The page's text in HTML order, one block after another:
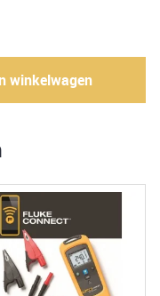
winkelwagen